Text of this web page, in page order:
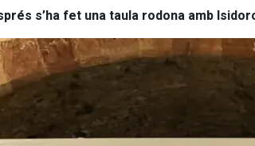
s’ha fet una taula rodona amb